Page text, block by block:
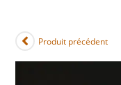
Produit précédent